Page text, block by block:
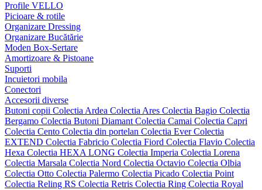
Profile VELLO
Picioare & rotile
Organizare Dressing
Organizare Bucătărie
Moden Box-Sertare
Amortizoare & Pistoane
Suporti
Incuietori mobila
Conectori
Accesorii diverse
Butoni copii Colectia Ardea Colectia Ares Colectia Bagio Colectia
Bergamo Colectia Butoni Diamant Colectia Camai Colectia Capri
Colectia Cento Colectia din portelan Colectia EverColectia
EXTEND Colectia Fabricio Colectia Fiord Colectia Flavio Colectia
Hexa Colectia HEXA LONG Colectia Imperia Colectia Lorena
Colectia Marsala Colectia Nord Colectia Octavio Colectia Olbia
Colectia Otto Colectia Palermo Colectia Picado Colectia Point
Colectia Reling RS Colectia Retris Colectia Ring Colectia Royal